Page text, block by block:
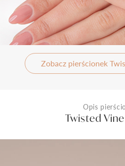
Zobacz pierścionek
Opis
Twisted